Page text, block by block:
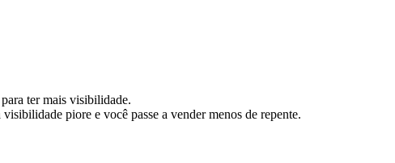
ter mais visibilidade.
piore e você passe a vender menos de repente.